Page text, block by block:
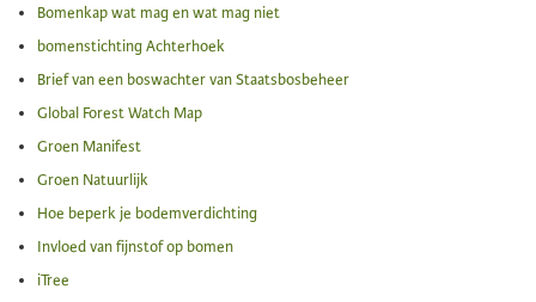
Bomenkap wat mag en wat mag niet
bomenstichting Achterhoek
Brief van een boswachter van Staatsbosbeheer
Global Forest Watch Map
Groen Manifest
Groen Natuurlijk
Hoe beperk je bodemverdichting
Invloed van fijnstof op bomen
iTree